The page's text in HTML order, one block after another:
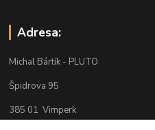
Adresa:
Michal Bártík - PLUTO
Špidrova 95
385 01 Vimperk